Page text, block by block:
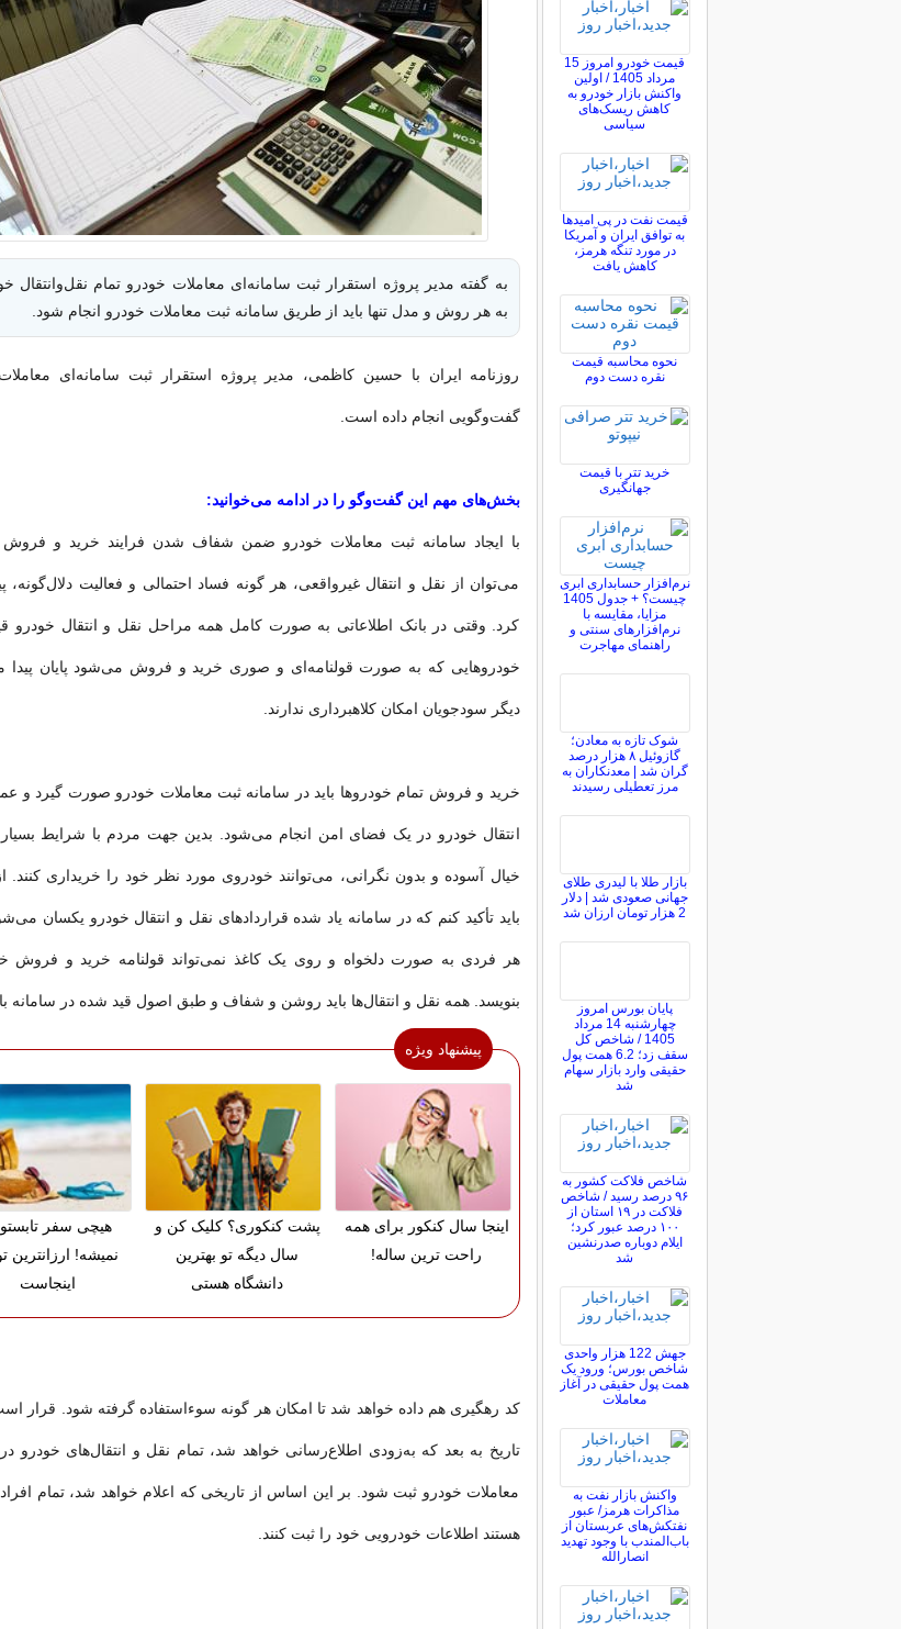
به گفته مدیر پروژه استقرار ثبت سامانه‌ای معاملات خودرو تمام نقل‌و‌انتقال
به هر روش و مدل تنها باید از طریق سامانه ثبت معاملات خودرو انجام شود.
روزنامه ایران با حسین کاظمی، مدیر پروژه استقرار ثبت سامانه‌ای
گفت‌و‌گویی انجام داده است.
بخش‌های مهم این گفت‌‌وگو را در ادامه می‌خوانید:
با ایجاد سامانه ثبت معاملات خودرو ضمن شفاف شدن فرایند خرید و فروش
می‌توان از نقل و انتقال غیرواقعی، هر گونه فساد احتمالی و فعالیت دلال‌گونه،
کرد. وقتی در بانک اطلاعاتی به صورت کامل همه مراحل نقل و انتقال خودرو
خودروهایی که به صورت قولنامه‌ای و صوری خرید و فروش می‌شود پایان پیدا
دیگر سودجویان امکان کلاهبرداری ندارند.
خرید و فروش تمام خودروها باید در سامانه ثبت معاملات خودرو صورت گیرد و
انتقال خودرو در یک فضای امن انجام می‌شود. بدین جهت مردم با شرایط بسیار
خیال آسوده و بدون نگرانی، می‌توانند خودروی مورد نظر خود را خریداری کنند.
باید تأکید کنم که در سامانه یاد شده قراردادهای نقل و انتقال خودرو یکسان
هر فردی به صورت دلخواه و روی یک کاغذ نمی‌تواند قولنامه خرید و فروش
بنویسد. همه نقل و انتقال‌ها باید روشن و شفاف و طبق اصول قید شده در سامانه
پیشنهاد ویژه
اینجا سال کنکور برای همه
راحت ترین ساله!
پشت کنکوری؟ کلیک کن و
سال دیگه تو بهترین
دانشگاه هستی
هیچی سفر
نمیشه! ارزانترین
اینجاست
کد رهگیری هم داده خواهد شد تا امکان هر گونه سوء‌استفاده گرفته شود. قرار
تاریخ به بعد که به‌زودی اطلاع‌رسانی خواهد شد، تمام نقل و انتقال‌های خودرو
معاملات خودرو ثبت شود. بر این اساس از تاریخی که اعلام خواهد شد، تمام
هستند اطلاعات خودرویی خود را ثبت کنند.
قیمت خودرو امروز 15
مرداد 1405 / اولین
واکنش بازار خودرو به
کاهش ریسک‌های
سیاسی
قیمت نفت در پی امیدها
به توافق ایران و آمریکا
در مورد تنگه هرمز،
کاهش یافت
نحوه محاسبه قیمت
نقره دست دوم
خرید تتر با قیمت
جهانگیری
نرم‌افزار حسابداری ابری
چیست؟ + جدول 1405
مزایا، مقایسه با
نرم‌افزارهای سنتی و
راهنمای مهاجرت
شوک تازه به معادن؛
گازوئیل ۸ هزار درصد
گران شد | معدنکاران به
مرز تعطیلی رسیدند
بازار طلا با لیدری طلای
جهانی صعودی شد | دلار
2 هزار تومان ارزان شد
پایان بورس امروز
چهارشنبه 14 مرداد
1405 / شاخص کل
سقف زد؛ 6.2 همت پول
حقیقی وارد بازار سهام
شد
شاخص فلاکت کشور به
۹۶ درصد رسید / شاخص
فلاکت در ۱۹ استان از
۱۰۰ درصد عبور کرد؛
ایلام دوباره صدرنشین
شد
جهش 122 هزار واحدی
شاخص بورس؛ ورود یک
همت پول حقیقی در آغاز
معاملات
واکنش بازار نفت به
مذاکرات هرمز/ عبور
نفتکش‌های عربستان از
باب‌المندب با وجود تهدید
انصارالله